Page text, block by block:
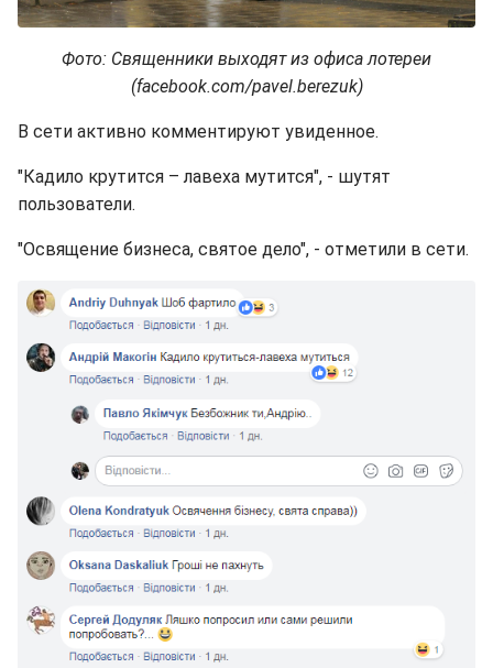
Фото: Священники выходят из офиса лотереи
(facebook.com/pavel.berezuk)
В сети активно комментируют увиденное.
"Кадило крутится – лавеха мутится", - шутят
пользователи.
"Освящение бизнеса, святое дело", - отметили в сети.